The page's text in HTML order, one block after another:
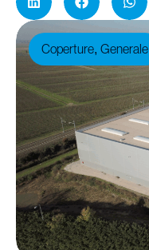
Coperture, Generale